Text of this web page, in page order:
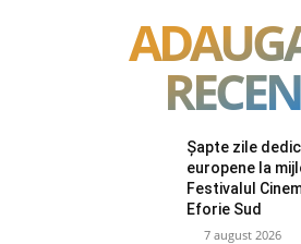
Șapte zile
europene la
Festivalul
Eforie Sud
7 august 2026